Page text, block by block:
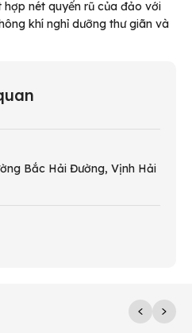
nét quyến rũ của đảo với
khí nghỉ dưỡng thư giãn và
Bắc Hải Đường, Vịnh Hải